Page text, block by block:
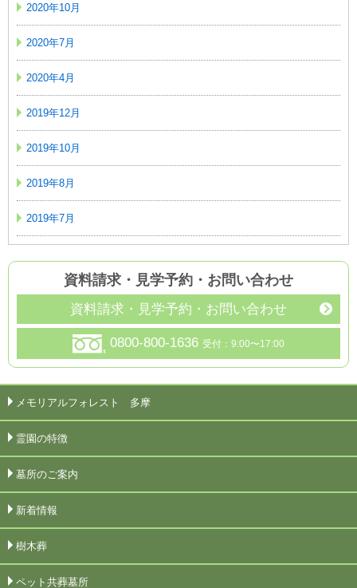
2020年10月
2020年7月
2020年4月
2019年12月
2019年10月
2019年8月
2019年7月
資料請求・見学予約 ・ お問い合わせ
資料請求・見学予約・お問い合わせ
0800-800-1636 受付：9:00〜17:00
メモリアルフォレスト 多摩
霊園の特徴
墓所のご案内
新着情報
樹木葬
ペット共葬墓所